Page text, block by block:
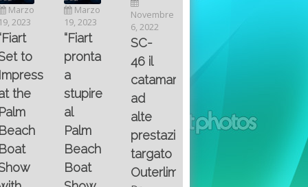
Marzo
19, 2023
a
al
Palm
Beach
Novembre
6, 2022
SC-
46 il
catamarano
ad
alte
prestazioni
targato
Outerlimits.
Luglio
6, 2022
Fountain 38SC
abitabilità,
affidabilità
prestazioni
Fountain
38SC è
una
barca a
console
Multiple
on
basic
GUITAR
Santana